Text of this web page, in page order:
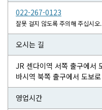
022-267-0123
잘못 걸지 않도록 주의해 주십시오.
오시는 길
JR 센다이역 서쪽 출구에서
바시역 북쪽 출구에서 도보
영업시간